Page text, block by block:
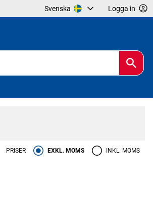
Svenska Logga in
PRISER EXKL. MOMS INKL. MOMS